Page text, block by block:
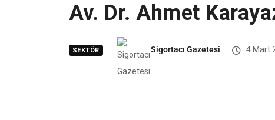
Av. Dr. Ahmet
SEKTÖR Sigortacı Gazetesi 4 Mart